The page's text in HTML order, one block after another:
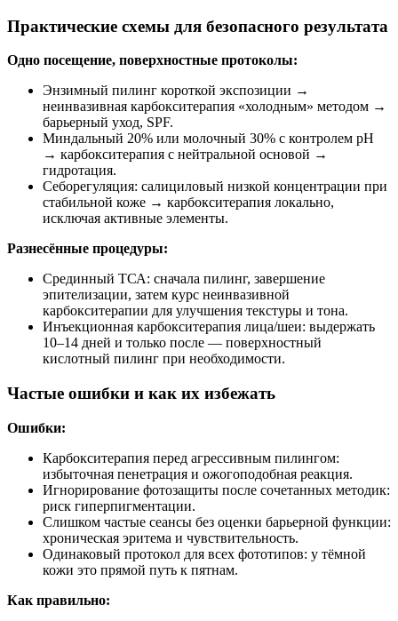
Практические схемы для безопасного результата
Одно посещение, поверхностные протоколы:
Энзимный пилинг короткой экспозиции →
неинвазивная карбокситерапия «холодным» методом →
барьерный уход, SPF.
Миндальный 20% или молочный 30% с контролем pH
→ карбокситерапия с нейтральной основой →
гидротация.
Себорегуляция: салициловый низкой концентрации при
стабильной коже → карбокситерапия локально,
исключая активные элементы.
Разнесённые процедуры:
Срединный ТСА: сначала пилинг, завершение
эпителизации, затем курс неинвазивной
карбокситерапии для улучшения текстуры и тона.
Инъекционная карбокситерапия лица/шеи: выдержать
10–14 дней и только после — поверхностный
кислотный пилинг при необходимости.
Частые ошибки и как их избежать
Ошибки:
Карбокситерапия перед агрессивным пилингом:
избыточная пенетрация и ожогоподобная реакция.
Игнорирование фотозащиты после сочетанных методик:
риск гиперпигментации.
Слишком частые сеансы без оценки барьерной функции:
хроническая эритема и чувствительность.
Одинаковый протокол для всех фототипов: у тёмной
кожи это прямой путь к пятнам.
Как правильно: